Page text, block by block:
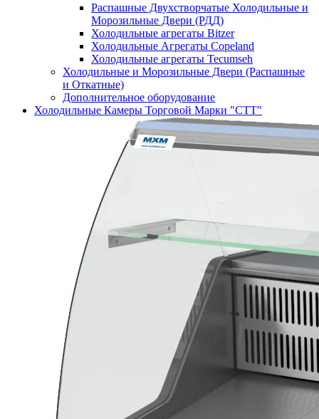
Распашные Двухстворчатые Холодильные и
Морозильные Двери (РДД)
Холодильные агрегаты Bitzer
Холодильные Агрегаты Copeland
Холодильные агрегаты Tecumseh
Холодильные и Морозильные Двери (Распашные
и Откатные)
Дополнительное оборудование
Холодильные Камеры Торговой Марки "СТТ"